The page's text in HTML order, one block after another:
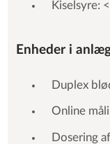
Kiselsyre:
Enheder i
Duplex
Online
Dosering